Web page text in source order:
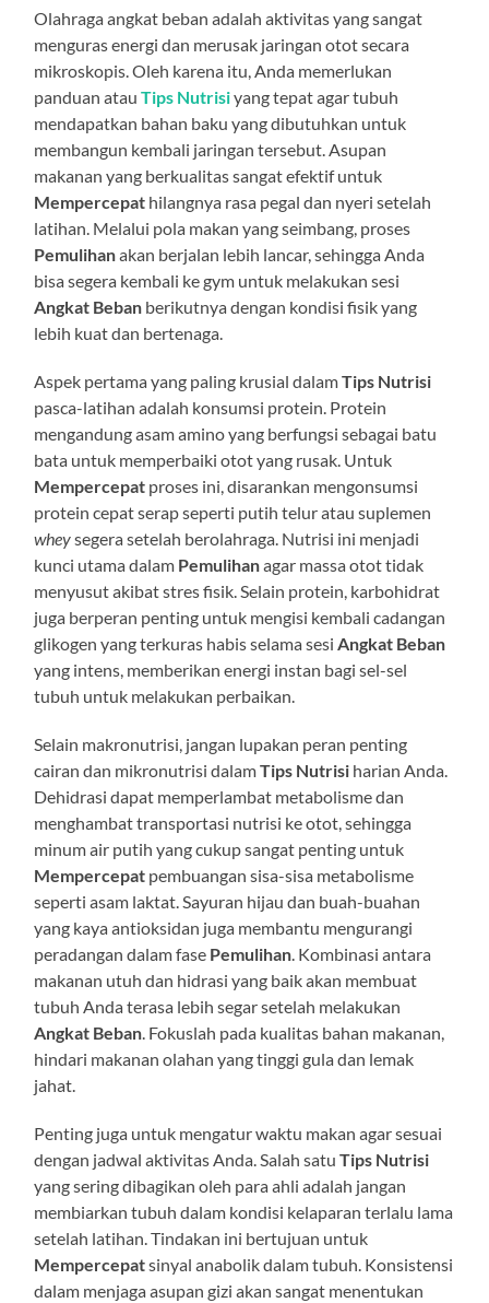
Olahraga angkat beban adalah aktivitas yang sangat
menguras energi dan merusak jaringan otot secara
mikroskopis. Oleh karena itu, Anda memerlukan
panduan atauTips Nutrisiyang tepat agar tubuh
mendapatkan bahan baku yang dibutuhkan untuk
membangun kembali jaringan tersebut. Asupan
makanan yang berkualitas sangat efektif untuk
Mempercepat hilangnya rasa pegal dan nyeri setelah
latihan. Melalui pola makan yang seimbang, proses
Pemulihanakan berjalan lebih lancar, sehingga Anda
bisa segera kembali ke gym untuk melakukan sesi
Angkat Beban berikutnya dengan kondisi fisik yang
lebih kuat dan bertenaga.
Aspek pertama yang paling krusial dalamTips Nutrisi
pasca-latihan adalah konsumsi protein. Protein
mengandung asam amino yang berfungsi sebagai batu
bata untuk memperbaiki otot yang rusak. Untuk
Mempercepat proses ini, disarankan mengonsumsi
protein cepat serap seperti putih telur atau suplemen
wheysegera setelah berolahraga. Nutrisi ini menjadi
kunci utama dalam Pemulihanagar massa otot tidak
menyusut akibat stres fisik. Selain protein, karbohidrat
juga berperan penting untuk mengisi kembali cadangan
glikogen yang terkuras habis selama sesiAngkat Beban
yang intens, memberikan energi instan bagi sel-sel
tubuh untuk melakukan perbaikan.
Selain makronutrisi, jangan lupakan peran penting
cairan dan mikronutrisi dalamTips Nutrisi harian Anda.
Dehidrasi dapat memperlambat metabolisme dan
menghambat transportasi nutrisi ke otot, sehingga
minum air putih yang cukup sangat penting untuk
Mempercepat pembuangan sisa-sisa metabolisme
seperti asam laktat. Sayuran hijau dan buah-buahan
yang kaya antioksidan juga membantu mengurangi
peradangan dalam fase Pemulihan. Kombinasi antara
makanan utuh dan hidrasi yang baik akan membuat
tubuh Anda terasa lebih segar setelah melakukan
Angkat Beban. Fokuslah pada kualitas bahan makanan,
hindari makanan olahan yang tinggi gula dan lemak
jahat.
Penting juga untuk mengatur waktu makan agar sesuai
dengan jadwal aktivitas Anda. Salah satuTips Nutrisi
yang sering dibagikan oleh para ahli adalah jangan
membiarkan tubuh dalam kondisi kelaparan terlalu lama
setelah latihan. Tindakan ini bertujuan untuk
Mempercepatsinyal anabolik dalam tubuh. Konsistensi
dalam menjaga asupan gizi akan sangat menentukan